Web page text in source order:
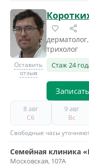
Оставить
отзыв
трихолог
Стаж 24
8 авг
Сб
9 авг
Вс
Свободные часы
Семейная клиника
Московская, 107А